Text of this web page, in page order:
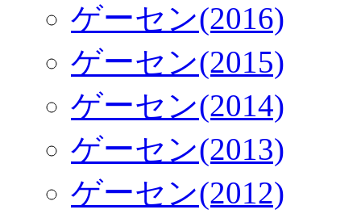
ゲーセン(2016)
ゲーセン(2015)
ゲーセン(2014)
ゲーセン(2013)
ゲーセン(2012)